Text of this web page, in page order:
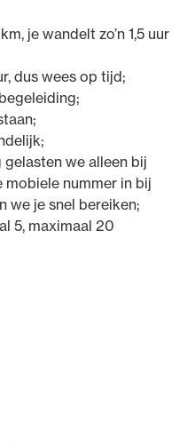
je wandelt zo’n 1,5 uur
dus wees op tijd;
we alleen bij
mobiele nummer in bij
we je snel bereiken;
5, maximaal 20